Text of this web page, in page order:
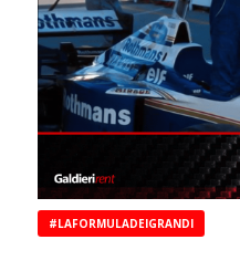
#LAFORMULADEIGRANDI